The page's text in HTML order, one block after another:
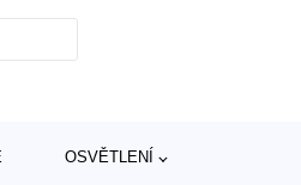
OSVĚTLENÍ